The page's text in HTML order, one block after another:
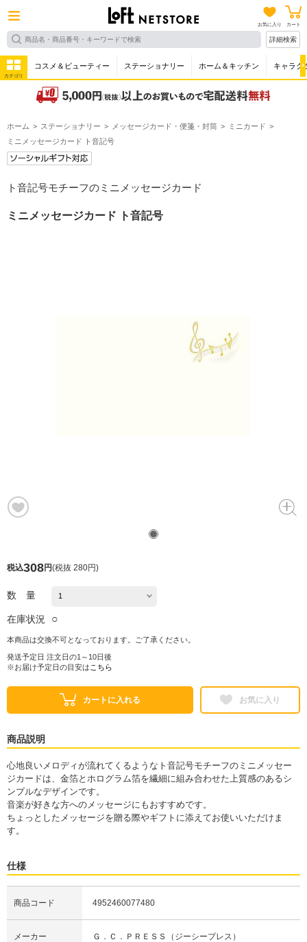
お気に入り カート
詳細検索
カテゴリ
コスメ＆ビューティー ステーショナリー ホーム＆キッチン キャラク
ホーム ステーショナリー メッセージカード・便箋・封筒
ミニカード
ミニメッセージカード ト音記号
ト音記号モチーフのミニメッセージカード
ミニメッセージカード ト音記号
税込308円(税抜 280円)
数 量
在庫状況 ○
本商品は交換不可となっております。ご了承ください。
発送予定日 注文日の1～10日後
※お届け予定日の目安は こちら
カートに入れる お気に入り
商品説明
心地良いメロディが流れてくるようなト音記号モチーフのミニメッセー
ジカードは、金箔とホログラム箔を繊細に組み合わせた上質感のあるシ
ンプルなデザインです。
音楽が好きな方へのメッセージにもおすすめです。
ちょっとしたメッセージを贈る際やギフトに添えてお使いいただけま
す。
仕様
商品コード 4952460077480
メーカー Ｇ．Ｃ．ＰＲＥＳＳ（ジーシープレス）